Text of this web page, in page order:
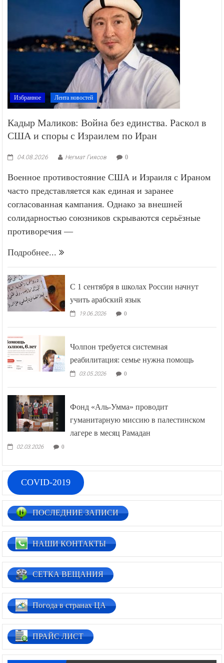
Избранное Лента новостей
Кадыр Маликов: Война без единства. Раскол в
США и споры с Израилем по Иран
04.08.2026 Негмат Гиясов 0
Военное противостояние США и Израиля с Ираном
часто представляется как единая и заранее
согласованная кампания. Однако за внешней
солидарностью союзников скрываются серьёзные
противоречия —
Подробнее...
С 1 сентября в школах России начнут
учить арабский язык
19.06.2026 0
Чолпон требуется системная
реабилитация: семье нужна помощь
03.05.2026 0
Фонд «Аль-Умма» проводит
гуманитарную миссию в палестинском
лагере в месяц Рамадан
02.03.2026 0
COVID-2019
ПОСЛЕДНИЕ ЗАПИСИ
НАШИ КОНТАКТЫ
СЕТКА ВЕЩАНИЯ
Погода в странах ЦА
ПРАЙС ЛИСТ